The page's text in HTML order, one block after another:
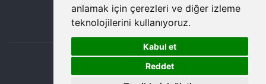
anlamak için çerezleri ve diğer izleme
teknolojilerini kullanıyoruz.
Kabul et
Reddet
bilgi@temiz.co
©2026 Temiz, Her Hakkı Saklıdır.